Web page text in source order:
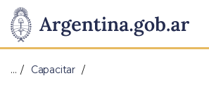
Presidencia
de
Pasar al contenido principal
… Capacitar